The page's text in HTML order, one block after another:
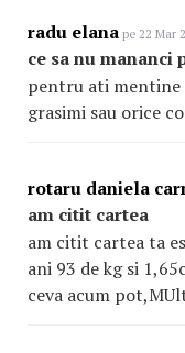
radu elana pe 22 Mar
ce sa nu mananci
pentru ati mentine
grasimi sau orice
rotaru daniela
am citit cartea
am citit cartea ta
ani 93 de kg si
ceva acum